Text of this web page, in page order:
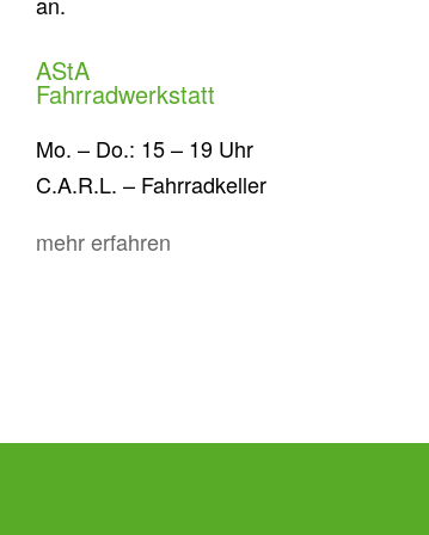
AStA
Fahrradwerkstatt
Mo. – Do.: 15 – 19 Uhr
C.A.R.L. – Fahrradkeller
mehr erfahren